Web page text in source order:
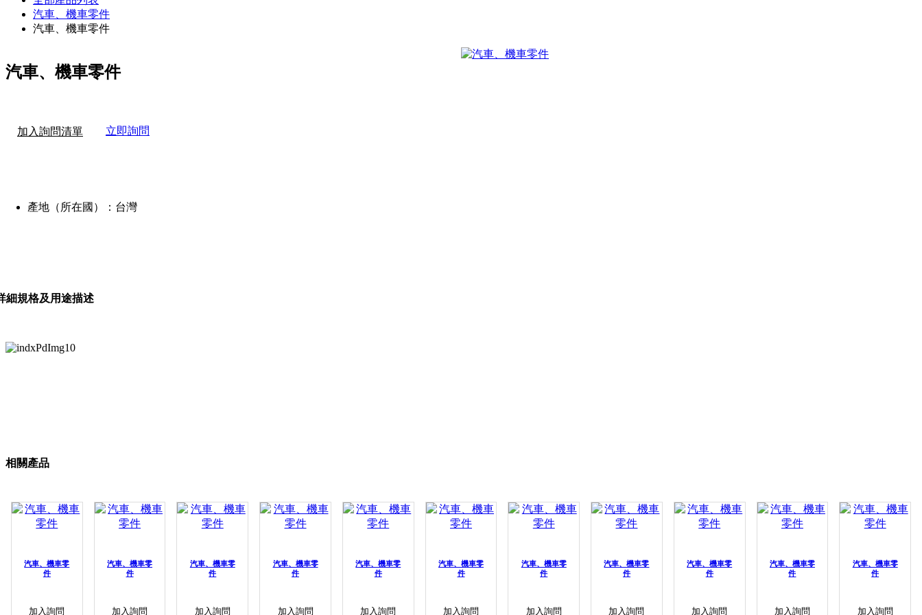
汽車、機車零件
汽車、機車零件
汽車、機車零件
加入詢問清單 立即詢問
產地（所在國）： 台灣
細規格及用途描述
相關產品
汽車、機車零
件
加入詢問
汽車、機車零
件
加入詢問
汽車、機車零
件
加入詢問
汽車、機車零
件
加入詢問
汽車、機車零
件
加入詢問
汽車、機車零
件
加入詢問
汽車、機車零
件
加入詢問
汽車、機車零
件
加入詢問
汽車、機車零
件
加入詢問
汽車、機車零
件
加入詢問
汽車、機車零
件
加入詢問